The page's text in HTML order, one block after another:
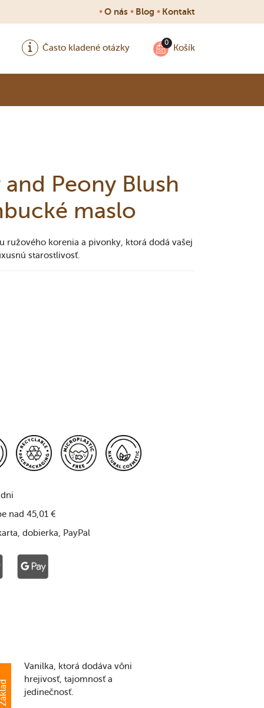
•O nás • Blog • Kontakt
Často kladené otázky Košík
Peony Blush
maslo
ružového korenia a pivonky, ktorá dodá vašej
starostlivosť.
nad 45,01 €
dobierka, PayPal
Základ
Vanilka, ktorá dodáva vôni
hrejivosť, tajomnosť a
jedinečnosť.